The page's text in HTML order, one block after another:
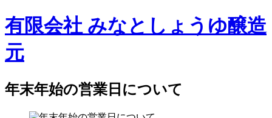
有限会社 みなとしょうゆ醸造
元
年末年始の営業日について